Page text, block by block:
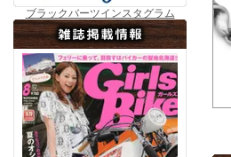
ブラックバーツインスタグラム